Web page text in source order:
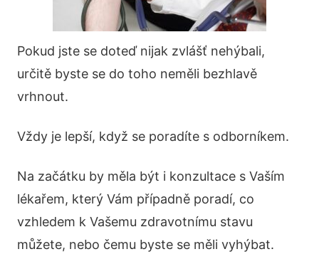
Pokud jste se doteď nijak zvlášť nehýbali,
určitě byste se do toho neměli bezhlavě
vrhnout.
Vždy je lepší, když se poradíte s odborníkem.
Na začátku by měla být i konzultace s Vaším
lékařem, který Vám případně poradí, co
vzhledem k Vašemu zdravotnímu stavu
můžete, nebo čemu byste se měli vyhýbat.